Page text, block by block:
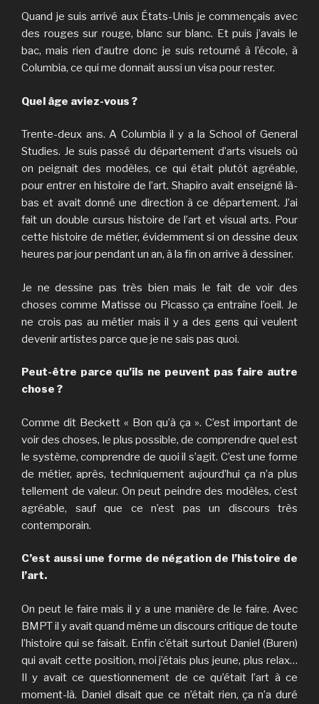
Quand je suis arrivé aux États-Unis je commençais avec
des rouges sur rouge, blanc sur blanc. Et puis j’avais le
bac, mais rien d’autre donc je suis retourné à l’école, à
Columbia, ce qui me donnait aussi un visa pour rester.
Quel âge aviez-vous ?
Trente-deux ans. A Columbia il y a la School of General
Studies. Je suis passé du département d’arts visuels où
on peignait des modèles, ce qui était plutôt agréable,
pour entrer en histoire de l’art. Shapiro avait enseigné là-
bas et avait donné une direction à ce département. J’ai
fait un double cursus histoire de l’art et visual arts. Pour
cette histoire de métier, évidemment si on dessine deux
heures par jour pendant un an, à la fin on arrive à dessiner.
Je ne dessine pas très bien mais le fait de voir des
choses comme Matisse ou Picasso ça entraîne l’oeil. Je
ne crois pas au métier mais il y a des gens qui veulent
devenir artistes parce que je ne sais pas quoi.
Peut-être parce qu’ils ne peuvent pas faire autre
chose ?
Comme dit Beckett « Bon qu’à ça ». C’est important de
voir des choses, le plus possible, de comprendre quel est
le système, comprendre de quoi il s’agit. C’est une forme
de métier, après, techniquement aujourd’hui ça n’a plus
tellement de valeur. On peut peindre des modèles, c’est
agréable, sauf que ce n’est pas un discours très
contemporain.
C’est aussi une forme de négation de l’histoire de
l’art.
On peut le faire mais il y a une manière de le faire. Avec
BMPT il y avait quand même un discours critique de toute
l’histoire qui se faisait. Enfin c’était surtout Daniel (Buren)
qui avait cette position, moi j’étais plus jeune, plus relax…
Il y avait ce questionnement de ce qu’était l’art à ce
moment-là. Daniel disait que ce n’était rien, ça n’a duré